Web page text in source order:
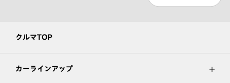
クルマTOP
カーラインアップ